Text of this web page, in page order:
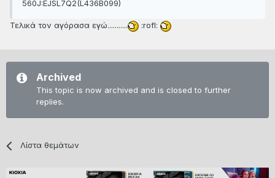
560J:EJSL7Q2(L436B099)
Τελικά τον αγόρασα εγώ........... :rofl:
Archived
This topic is now archived and is closed to further
replies.
Λίστα θεμάτων